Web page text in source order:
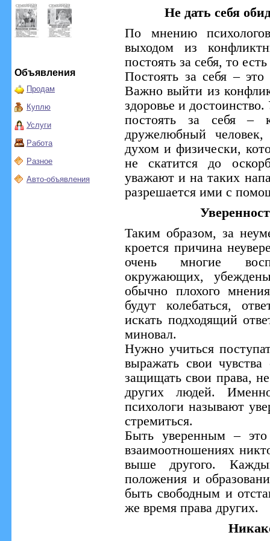
Объявления
Продам
Куплю
Услуги
Работа
Разное
Авто-объявления
Не дать себя
По мнению
выходом из
постоять за себя, то
Постоять за себя – это
Важно выйти из
здоровье и
постоять за себя –
дружелюбный
духом и физически,
не скатится до
уважают и на таких
разрешается ими с
Таким образом, за
кроется причина
очень многие
окружающих,
обычно плохого
будут колебаться,
искать подходящий
миновал.
Нужно учиться
выражать свои
защищать свои права,
других людей.
психологи называют
стремиться.
Быть уверенным – это
взаимоотношениях
выше другого.
положения и
быть свободным и
же время права других.